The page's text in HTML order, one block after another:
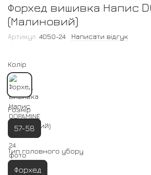
Форхед вишивка Напис
(Малиновий)
Артикул: 4050-24 Написати відгук
Колір
Розмір
57-58
Тип головного убору
Форхед